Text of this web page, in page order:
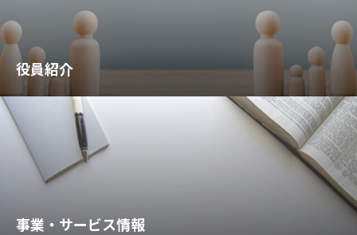
役員紹介
事業・サービス情報